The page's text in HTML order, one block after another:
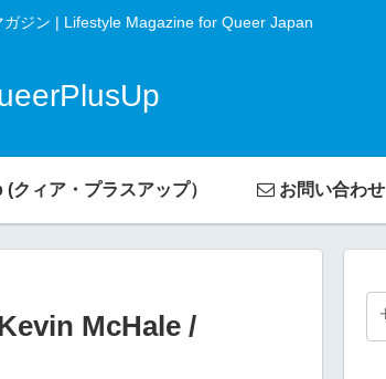
ジン | Lifestyle Magazine for Queer Japan
クィア・プラスアップ） お問い合わせ
McHale /